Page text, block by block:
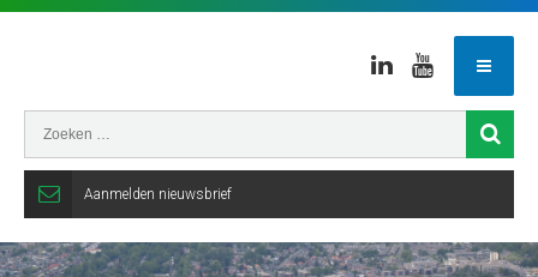
LinkedinYoutube
Aanmelden nieuwsbrief